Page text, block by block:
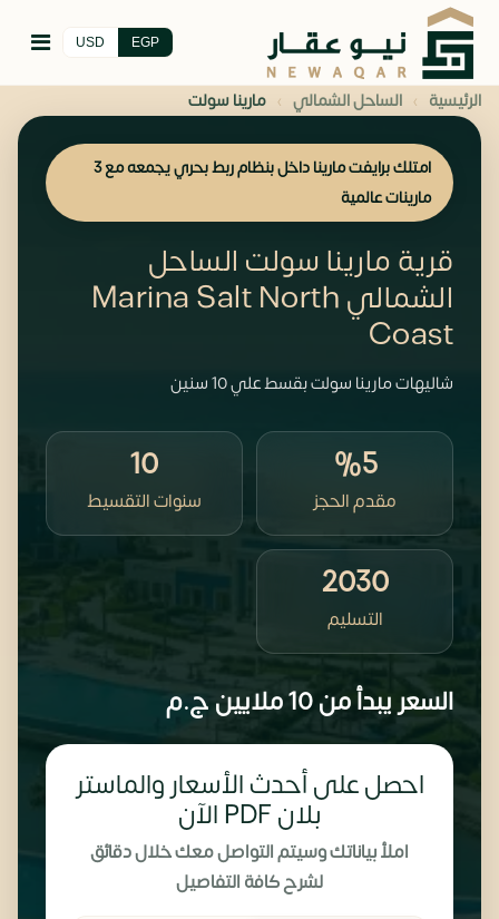
EGP
USD
الرئيسية › الساحل الشمالي › مارينا سولت
امتلك برايفت مارينا داخل بنظام ربط بحري يجمعه مع 3
مارينات عالمية
قرية مارينا سولت الساحل
الشمالي Marina Salt North
Coast
شاليهات مارينا سولت بقسط علي 10 سنين
%5
مقدم الحجز
10
سنوات التقسيط
2030
التسليم
السعر يبدأ من10 ملايين ج.م
احصل على أحدث الأسعار والماستر
بلان PDF الآن
املأ بياناتك وسيتم التواصل معك خلال دقائق
لشرح كافة التفاصيل